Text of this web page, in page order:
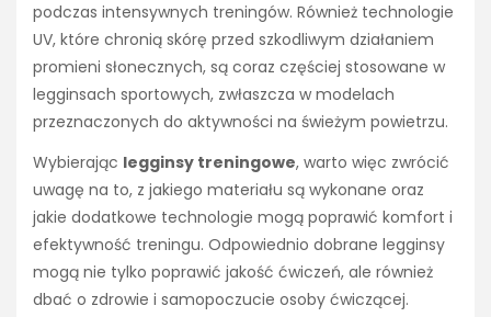
podczas intensywnych treningów. Również technologie
UV, które chronią skórę przed szkodliwym działaniem
promieni słonecznych, są coraz częściej stosowane w
legginsach sportowych, zwłaszcza w modelach
przeznaczonych do aktywności na świeżym powietrzu.
Wybierając legginsy treningowe, warto więc zwrócić
uwagę na to, z jakiego materiału są wykonane oraz
jakie dodatkowe technologie mogą poprawić komfort i
efektywność treningu. Odpowiednio dobrane legginsy
mogą nie tylko poprawić jakość ćwiczeń, ale również
dbać o zdrowie i samopoczucie osoby ćwiczącej.